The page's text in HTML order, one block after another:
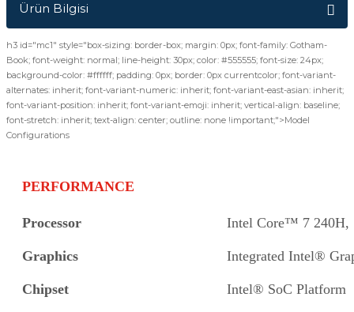
Ürün Bilgisi
h3 id="mc1" style="box-sizing: border-box; margin: 0px; font-family: Gotham-
Book; font-weight: normal; line-height: 30px; color: #555555; font-size: 24px;
background-color: #ffffff; padding: 0px; border: 0px currentcolor; font-variant-
alternates: inherit; font-variant-numeric: inherit; font-variant-east-asian: inherit;
font-variant-position: inherit; font-variant-emoji: inherit; vertical-align: baseline;
font-stretch: inherit; text-align: center; outline: none !important;">Model
Configurations
PERFORMANCE
Processor Intel Core™ 7 240H,
Graphics Integrated Intel®
Chipset Intel® SoC Platform